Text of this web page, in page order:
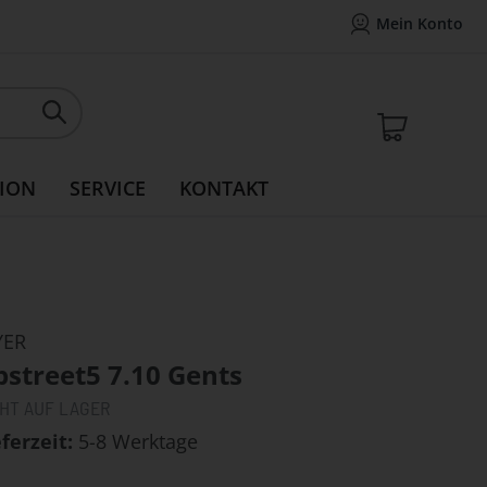
Mein Konto
Mein Konto
SERVICE KONTAKT
7.10 Gents
5-8 Werktage